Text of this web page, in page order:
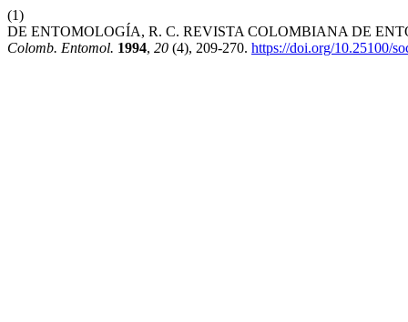
(1)
DE ENTOMOLOGÍA, R. C. REVISTA COLOMBIANA DE
Colomb. Entomol. 1994, 20 (4), 209-270. https://doi.org/10.25100/